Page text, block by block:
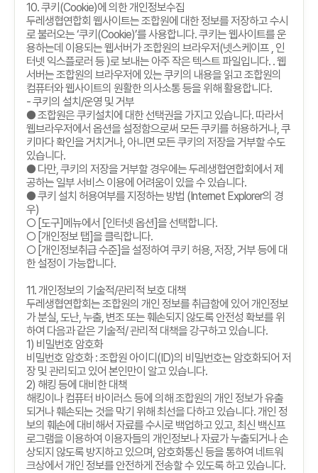
10.쿠키 (Cookie)에 의한 개인정보수집
두레생협연합회 웹사이트는 조합원에 대한 정보를 저장하고 수시
로 불러오는‘쿠키 (Cookie)’를 사용합니다.쿠키는 웹사이트를 운
용하는데 이용되는 웹서버가 조합원의 브라우저(넷스케이프 , 인
터넷 익스플로러 등 )로 보내는 아주 작은 텍스트 파일입니다. .웹
서버는 조합원의 브라우저에 있는 쿠키의 내용을 읽고 조합원의
컴퓨터와 웹사이트의 원활한 의사소통 등을 위해 활용합니다.
-쿠키의 설치 /운영 및 거부
● 조합원은 쿠키설치에 대한 선택권을 가지고 있습니다. 따라서
웹브라우저에서 옵션을 설정함으로써 모든 쿠키를 허용하거나,쿠
키마다 확인을 거치거나, 아니면 모든 쿠키의 저장을 거부할 수도
있습니다.
● 다만,쿠키의 저장을 거부할 경우에는 두레생협연합회에서 제
공하는 일부 서비스 이용에 어려움이 있을 수 있습니다.
● 쿠키 설치 허용여부를 지정하는 방법 (Internet Explorer의 경
우)
○ [도구]메뉴에서 [인터넷 옵션]을 선택합니다.
○ [개인정보 탭]을 클릭합니다.
○ [개인정보취급 수준]을 설정하여 쿠키 허용,저장,거부 등에 대
한 설정이 가능합니다.
11.개인정보의 기술적/관리적 보호 대책
두레생협연합회는 조합원의 개인 정보를 취급함에 있어 개인정보
가 분실,도난,누출, 변조 또는 훼손되지 않도록 안전성 확보를 위
하여 다음과 같은 기술적/관리적 대책을 강구하고 있습니다.
1) 비밀번호 암호화
비밀번호 암호화:조합원 아이디 (ID)의 비밀번호는 암호화되어 저
장 및 관리되고 있어 본인만이 알고 있습니다.
2) 해킹 등에 대비한 대책
해킹이나 컴퓨터 바이러스 등에 의해 조합원의 개인 정보가 유출
되거나 훼손되는 것을 막기 위해 최선을 다하고 있습니다.개인 정
보의 훼손에 대비해서 자료를 수시로 백업하고 있고,최신 백신프
로그램을 이용하여 이용자들의 개인정보나 자료가 누출되거나 손
상되지 않도록 방지하고 있으며, 암호화통신 등을 통하여 네트워
크상에서 개인 정보를 안전하게 전송할 수 있도록 하고 있습니다.